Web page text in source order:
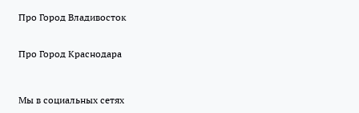
Про Город Владивосток
Про Город Краснодара
Мы в социальных сетях